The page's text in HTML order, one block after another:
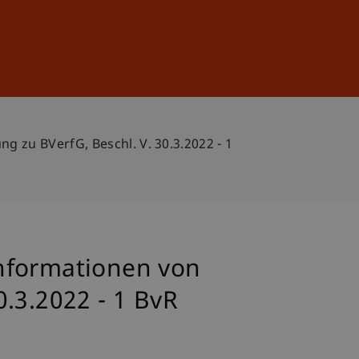
BVerfG, Beschl. V. 30.3.2022 - 1
von
- 1 BvR